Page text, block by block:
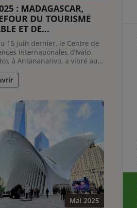
: MADAGASCAR,
DU TOURISME
ET DE
15 juin dernier, le Centre de
Internationales d’Ivato
à Antananarivo, a vibré au
Tourism Fair
(ITM), un événement
Indien. Pour les voyageurs en
Mai 2025